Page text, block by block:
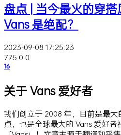
盘点 | 当今最火的穿
Vans 是绝配？
2023-09-08 17:25:23
775 0 0
16
关于 Vans 爱好者
我们创立于 2008 年，目前是最大
点，也是全球最大的 Vans 爱好